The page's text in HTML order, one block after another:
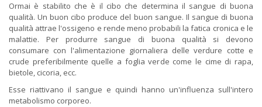
Ormai è stabilito che è il cibo che determina il sangue di buona
qualità. Un buon cibo produce del buon sangue. Il sangue di buona
qualità attrae l'ossigeno e rende meno probabili la fatica cronica e le
malattie. Per produrre sangue di buona qualità si devono
consumare con l'alimentazione giornaliera delle verdure cotte e
crude preferibilmente quelle a foglia verde come le cime di rapa,
bietole, cicoria, ecc.
Esse riattivano il sangue e quindi hanno un'influenza sull'intero
metabolismo corporeo.